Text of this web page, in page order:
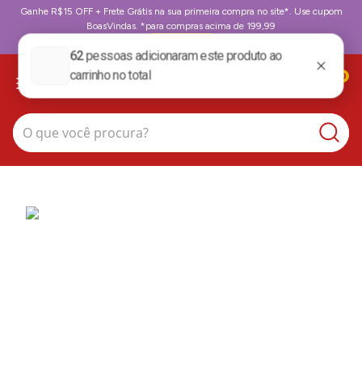
Ganhe R$15 OFF + Frete Grátis na sua primeira compra no site*. Use cupom
BoasVindas. *para compras acima de 199,99
0
O que você procura?